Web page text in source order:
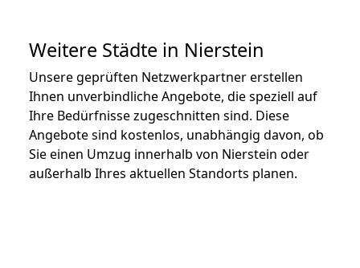
Weitere Städte in Nierstein
Unsere geprüften Netzwerkpartner erstellen
Ihnen unverbindliche Angebote, die speziell auf
Ihre Bedürfnisse zugeschnitten sind. Diese
Angebote sind kostenlos, unabhängig davon, ob
Sie einen Umzug innerhalb von Nierstein oder
außerhalb Ihres aktuellen Standorts planen.